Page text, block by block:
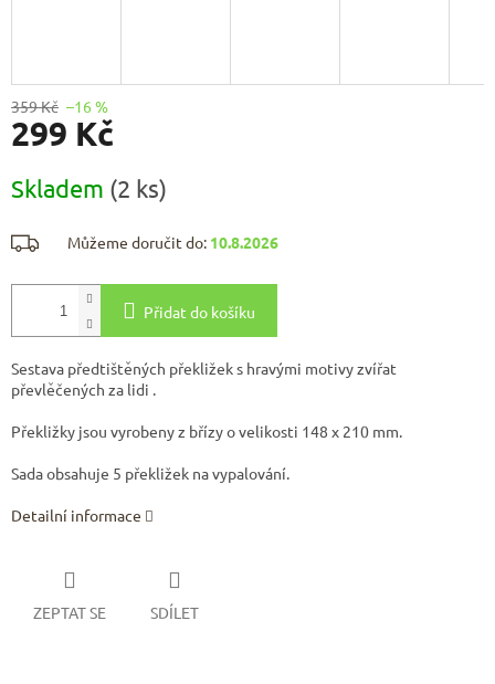
359 Kč –16 %
299 Kč
cena:
Skladem (2 ks)
Můžeme doručit do: 10.8.2026
Přidat do košíku
Sestava předtištěných překližek s hravými motivy zvířat
převlěčených za lidi .
Překližky jsou vyrobeny z břízy o velikosti 148 x 210 mm.
Sada obsahuje 5 překližek na vypalování.
Detailní informace
ZEPTAT SE SDÍLET